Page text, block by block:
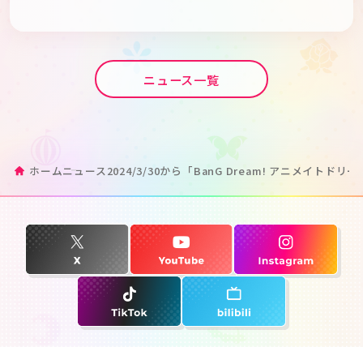
ニュース一覧
ホームニュース 2024/3/30から「BanG Dream! アニメイトドリー